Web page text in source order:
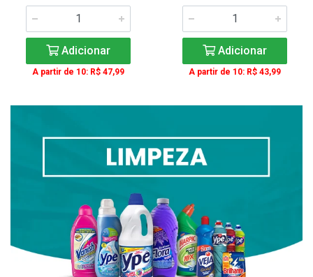
Adicionar
A partir de 10: R$ 47,99
Adicionar
A partir de 10: R$ 43,99